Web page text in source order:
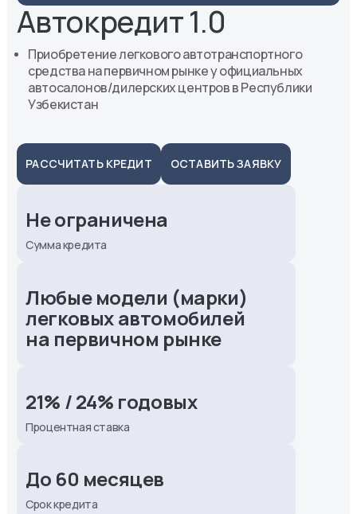
Автокредит 1.0
Приобретение легкового автотранспортного
средства на первичном рынке у официальных
автосалонов/дилерских центров в Республики
Узбекистан
РАССЧИТАТЬ КРЕДИТ ОСТАВИТЬ ЗАЯВКУ
Не ограничена
Сумма кредита
Любые модели (марки)
легковых автомобилей
на первичном рынке
21% / 24% годовых
Процентная ставка
До 60 месяцев
Срок кредита